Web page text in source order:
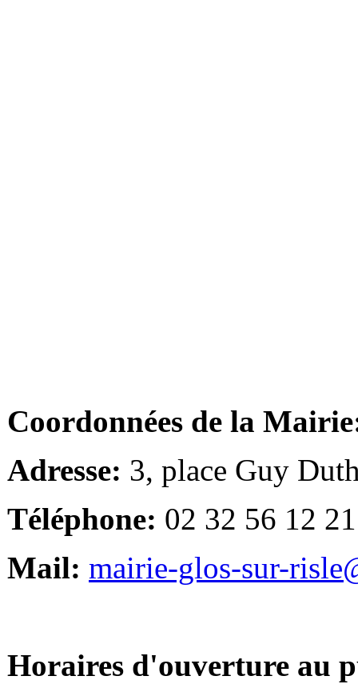
Coordonnées de la
Adresse: 3, place Guy
Téléphone: 02 32 56 12 21
Mail: mairie-glos-sur-
Horaires d'ouverture au